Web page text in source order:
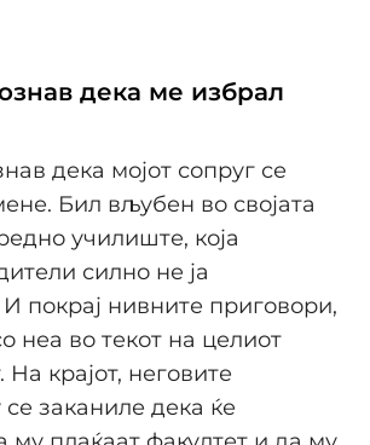
дека ме избрал
дека мојот сопруг се
Бил вљубен во својата
училиште, која
силно не ја
покрај нивните приговори,
неа во текот на целиот
На крајот, неговите
заканиле дека ќе